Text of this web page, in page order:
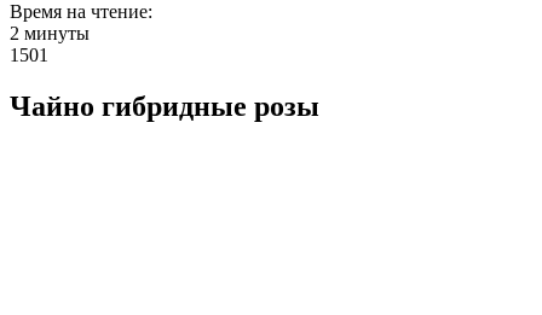
Время на чтение:
2 минуты
1501
Чайно гибридные розы